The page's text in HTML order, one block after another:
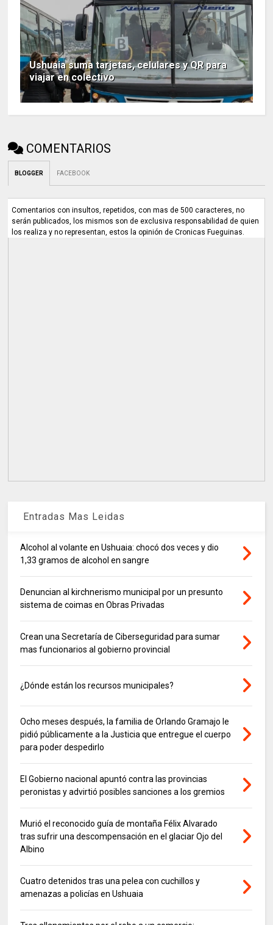
Ushuaia suma tarjetas, celulares y QR para
viajar en colectivo
COMENTARIOS
BLOGGER FACEBOOK
Comentarios con insultos, repetidos, con mas de 500 caracteres, no
serán publicados, los mismos son de exclusiva responsabilidad de quien
los realiza y no representan, estos la opinión de Cronicas Fueguinas.
Entradas Mas Leidas
Alcohol al volante en Ushuaia: chocó dos veces y dio
1,33 gramos de alcohol en sangre
Denuncian al kirchnerismo municipal por un presunto
sistema de coimas en Obras Privadas
Crean una Secretaría de Ciberseguridad para sumar
mas funcionarios al gobierno provincial
¿Dónde están los recursos municipales?
Ocho meses después, la familia de Orlando Gramajo le
pidió públicamente a la Justicia que entregue el cuerpo
para poder despedirlo
El Gobierno nacional apuntó contra las provincias
peronistas y advirtió posibles sanciones a los gremios
Murió el reconocido guía de montaña Félix Alvarado
tras sufrir una descompensación en el glaciar Ojo del
Albino
Cuatro detenidos tras una pelea con cuchillos y
amenazas a policías en Ushuaia